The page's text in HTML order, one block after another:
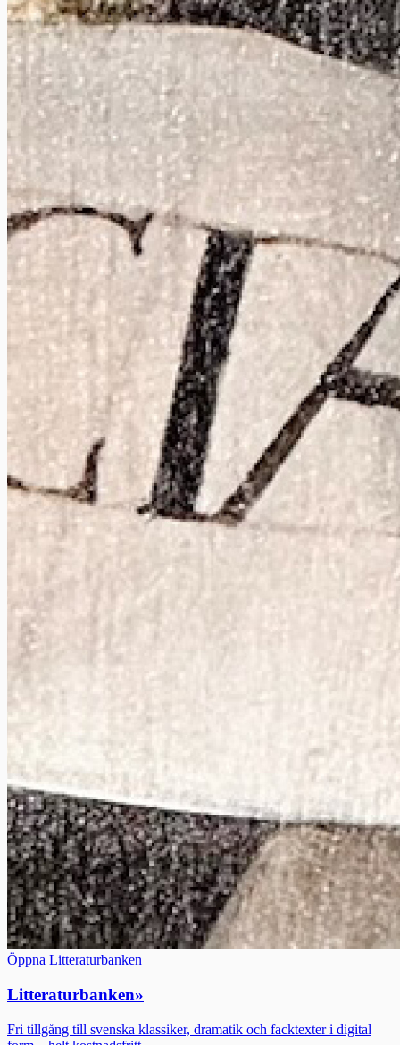
Öppna Litteraturbanken
Litteraturbanken»
Fri tillgång till svenska klassiker, dramatik och facktexter i digital